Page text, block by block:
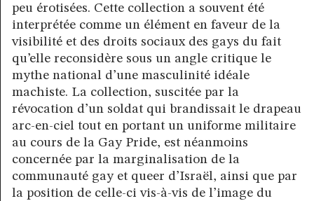
peu érotisées. Cette collection a souvent été
interprétée comme un élément en faveur de la
visibilité et des droits sociaux des gays du fait
qu’elle reconsidère sous un angle critique le
mythe national d’une masculinité idéale
machiste. La collection, suscitée par la
révocation d’un soldat qui brandissait le drapeau
arc-en-ciel tout en portant un uniforme militaire
au cours de la Gay Pride, est néanmoins
concernée par la marginalisation de la
communauté gay et queer d’Israël, ainsi que par
la position de celle-ci vis-à-vis de l’image du